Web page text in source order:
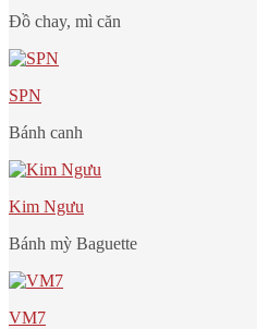
Đồ chay, mì căn
SPN
Bánh canh
Kim Ngưu
Bánh mỳ Baguette
VM7